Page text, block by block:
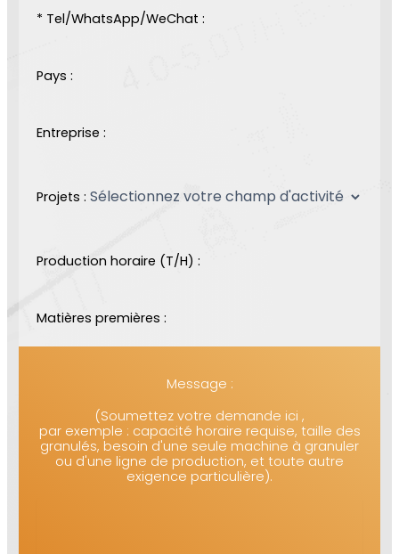
* Tel/WhatsApp/WeChat :
Pays :
Entreprise :
Projets :
Production horaire (T/H) :
Matières premières :
Message :
(Soumettez votre demande ici ,
par exemple : capacité horaire requise, taille des
granulés, besoin d'une seule machine à granuler
ou d'une ligne de production, et toute autre
exigence particulière).